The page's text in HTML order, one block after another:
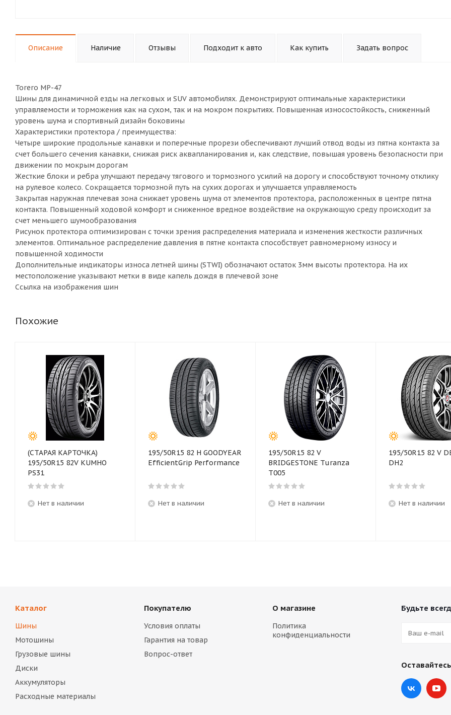
Описание Наличие Отзывы Подходит к авто Как купить Задать вопрос
Torero MP-47
Шины для динамичной езды на легковых и SUV автомобилях. Демонстрируют оптимальные характеристики
управляемости и торможения как на сухом, так и на мокром покрытиях. Повышенная износостойкость, сниженный
уровень шума и спортивный дизайн боковины
Характеристики протектора / преимущества:
Четыре широкие продольные канавки и поперечные прорези обеспечивают лучший отвод воды из пятна контакта за
счет большего сечения канавки, снижая риск аквапланирования и, как следствие, повышая уровень безопасности при
движении по мокрым дорогам
Жесткие блоки и ребра улучшают передачу тягового и тормозного усилий на дорогу и способствуют точному отклику
на рулевое колесо. Сокращается тормозной путь на сухих дорогах и улучшается управляемость
Закрытая наружная плечевая зона снижает уровень шума от элементов протектора, расположенных в центре пятна
контакта. Повышенный ходовой комфорт и сниженное вредное воздействие на окружающую среду происходит за
счет меньшего шумообразования
Рисунок протектора оптимизирован с точки зрения распределения материала и изменения жесткости различных
элементов. Оптимальное распределение давления в пятне контакта способствует равномерному износу и
повышенной ходимости
Дополнительные индикаторы износа летней шины (STWI) обозначают остаток 3мм высоты протектора. На их
местоположение указывают метки в виде капель дождя в плечевой зоне
Ссылка на изображения шин
Похожие
(СТАРАЯ КАРТОЧКА)
195/50R15 82V KUMHO
PS31
Нет в наличии
195/50R15 82 H GOODYEAR
EfficientGrip Performance
Нет в наличии
195/50R15 82 V
BRIDGESTONE Turanza
T005
Нет в наличии
195/50R15 82 V
DH2
Нет в наличии
Каталог
Шины
Мотошины
Грузовые шины
Диски
Аккумуляторы
Расходные материалы
Покупателю
Условия оплаты
Гарантия на товар
Вопрос-ответ
О магазине
Политика
конфиденциальности
Будьте